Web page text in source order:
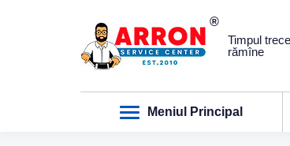
Timpul
rămîne
Meniul Principal